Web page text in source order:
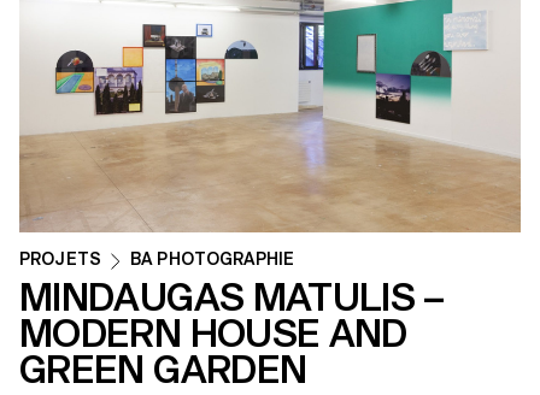
PROJETS BA PHOTOGRAPHIE
MINDAUGAS MATULIS –
MODERN HOUSE AND
GREEN GARDEN